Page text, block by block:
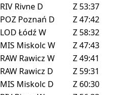
RIV Rivne D Z 53:37
POZ Poznań D Z47:42
LOD Łódź W Z 58:32
MIS Miskolc W Z47:43
RAW Rawicz W Z49:41
RAW Rawicz D Z 59:31
MIS Miskolc D Z 60:30